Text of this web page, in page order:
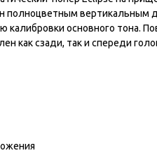
полноцветным вертикальным
калибровки основного тона.
как сзади, так и спереди